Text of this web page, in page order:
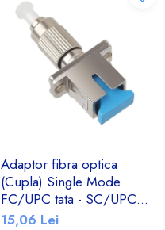
Adaptor fibra optica
(Cupla) Single Mode
FC/UPC tata - SC/UPC
mama simplex metalic
15,06 Lei